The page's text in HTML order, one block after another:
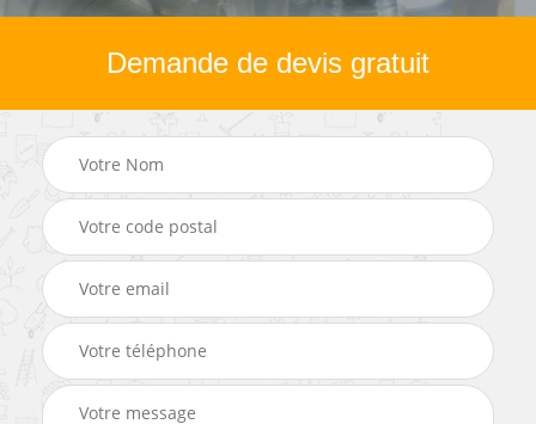
Demande de devis gratuit